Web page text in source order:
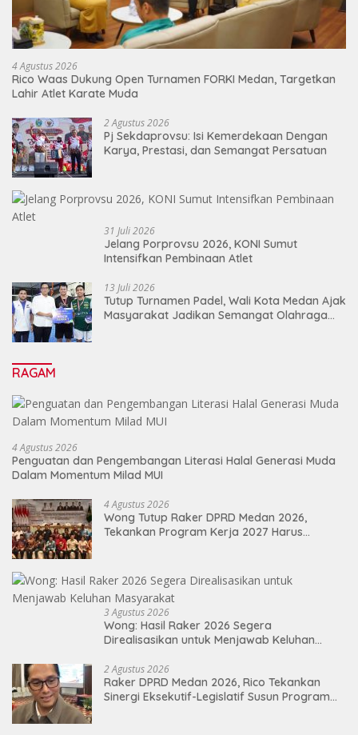
4 Agustus 2026
Rico Waas Dukung Open Turnamen FORKI Medan, Targetkan
Lahir Atlet Karate Muda
2 Agustus 2026
Pj Sekdaprovsu: Isi Kemerdekaan Dengan
Karya, Prestasi, dan Semangat Persatuan
31 Juli 2026
Jelang Porprovsu 2026, KONI Sumut
Intensifkan Pembinaan Atlet
13 Juli 2026
Tutup Turnamen Padel, Wali Kota Medan Ajak
Masyarakat Jadikan Semangat Olahraga
RAGAM
4 Agustus 2026
Penguatan dan Pengembangan Literasi Halal Generasi Muda
Dalam Momentum Milad MUI
4 Agustus 2026
Wong Tutup Raker DPRD Medan 2026,
Tekankan Program Kerja 2027 Harus
3 Agustus 2026
Wong: Hasil Raker 2026 Segera
Direalisasikan untuk Menjawab Keluhan
2 Agustus 2026
Raker DPRD Medan 2026, Rico Tekankan
Sinergi Eksekutif-Legislatif Susun Program